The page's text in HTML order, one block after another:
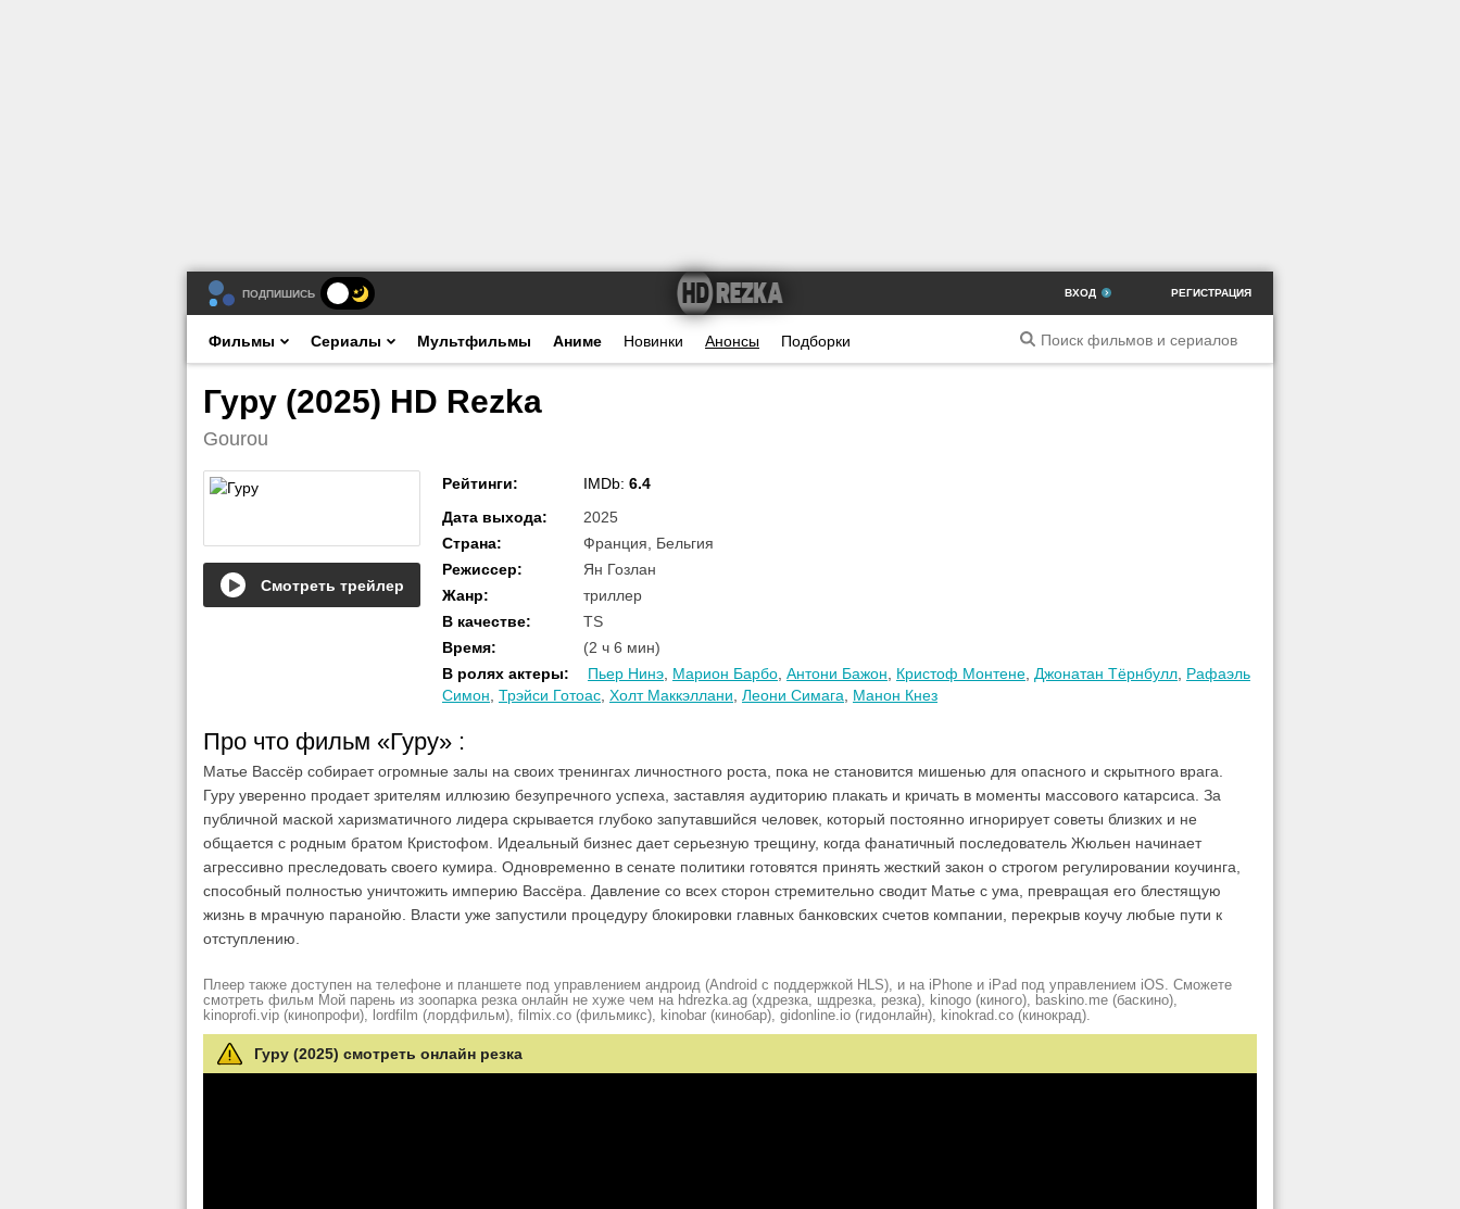
ПОДПИШИСЬ ВХОД РЕГИСТРАЦИЯ
Фильмы Сериалы Мультфильмы Аниме Новинки Анонсы Подборки
Гуру (2025) HD Rezka
Gourou
Смотреть трейлер
Рейтинги: IMDb: 6.4
Дата выхода:
2025
Страна:
Франция, Бельгия
Режиссер:
Ян Гозлан
Жанр:
триллер
В качестве:
TS
Время:
(2 ч 6 мин)
В ролях актеры: Пьер Нинэ Марион Барбо Антони Бажон Кристоф Монтене Джонатан Тёрнбулл Рафаэль
Симон Трэйси Готоас Холт Маккэллани Леони Симага Манон Кнез
Про что фильм «Гуру» :
Матье Вассёр собирает огромные залы на своих тренингах личностного роста, пока не становится мишенью для опасного и скрытного врага.
Гуру уверенно продает зрителям иллюзию безупречного успеха, заставляя аудиторию плакать и кричать в моменты массового катарсиса. За
публичной маской харизматичного лидера скрывается глубоко запутавшийся человек, который постоянно игнорирует советы близких и не
общается с родным братом Кристофом. Идеальный бизнес дает серьезную трещину, когда фанатичный последователь Жюльен начинает
агрессивно преследовать своего кумира. Одновременно в сенате политики готовятся принять жесткий закон о строгом регулировании коучинга,
способный полностью уничтожить империю Вассёра. Давление со всех сторон стремительно сводит Матье с ума, превращая его блестящую
жизнь в мрачную паранойю. Власти уже запустили процедуру блокировки главных банковских счетов компании, перекрыв коучу любые пути к
отступлению.
Плеер также доступен на телефоне и планшете под управлением андроид (Android с поддержкой HLS), и на iPhone и iPad под управлением iOS. Сможете
смотреть фильм Мой парень из зоопарка резка онлайн не хуже чем на hdrezka.ag (хдрезка, шдрезка, резка), kinogo (киного), baskino.me (баскино),
kinoprofi.vip (кинопрофи), lordfilm (лордфильм), filmix.co (фильмикс), kinobar (кинобар), gidonline.io (гидонлайн), kinokrad.сo (кинокрад).
Гуру (2025) смотреть онлайн резка